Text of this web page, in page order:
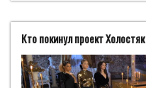
Кто покинул проект